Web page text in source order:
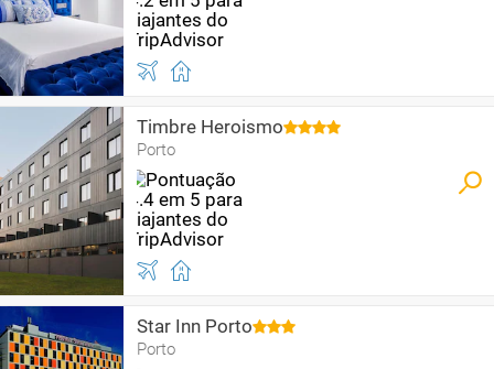
Timbre Heroismo
Porto
Star Inn Porto
Porto